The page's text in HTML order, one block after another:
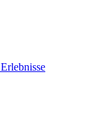
Erlebnisse